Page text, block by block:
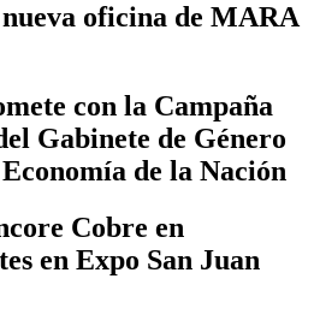
oficina de MARA
con la Campaña
Gabinete de Género
de la Nación
Cobre en
en Expo San Juan